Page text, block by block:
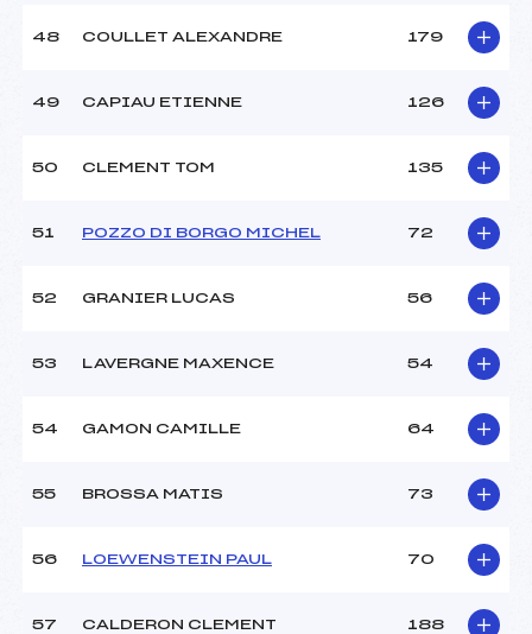
48 COULLET ALEXANDRE 179
49 CAPIAU ETIENNE 126
50 CLEMENT TOM 135
51 POZZO DI BORGO MICHEL 72
52 GRANIER LUCAS 56
53 LAVERGNE MAXENCE 54
54 GAMON CAMILLE 64
55 BROSSA MATIS 73
56 LOEWENSTEIN PAUL 70
57 CALDERON CLEMENT 188